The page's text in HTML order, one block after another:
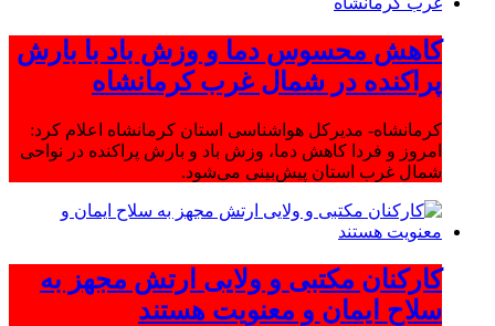
کاهش محسوس دما و وزش باد با بارش
پراکنده در شمال غرب کرمانشاه
کرمانشاه- مدیرکل هواشناسی استان کرمانشاه اعلام کرد:
امروز و فردا کاهش دما، وزش باد و بارش پراکنده در نواحی
شمال غرب استان پیش‌بینی می‌شود.
کارکنان مکتبی و ولایی ارتش مجهز به
سلاح ایمان و معنویت هستند